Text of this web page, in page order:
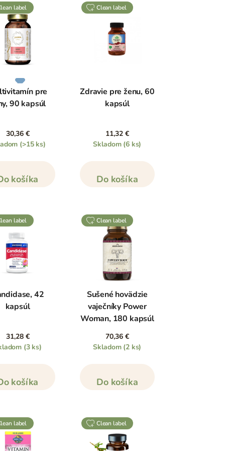
clean label
pre
90 kapsúl
30,36 €
(>15 ks)
košíka
clean label
Zdravie pre ženu, 60
kapsúl
11,32 €
Skladom (6 ks)
Do košíka
clean label
42
kapsúl
31,28 €
(3 ks)
košíka
clean label
Sušené hovädzie
vaječníky Power
Woman, 180 kapsúl
70,36 €
Skladom (2 ks)
Do košíka
clean label clean label